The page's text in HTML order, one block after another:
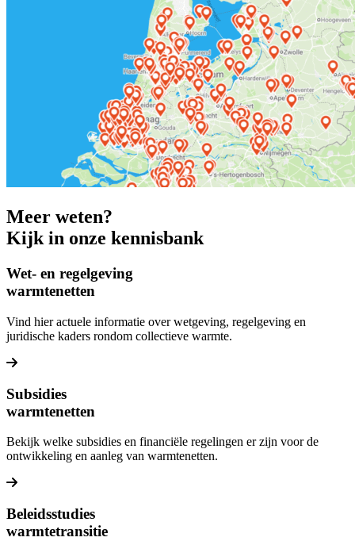
Meer weten?
Kijk in onze kennisbank
Wet- en regelgeving
warmtenetten
Vind hier actuele informatie over wetgeving, regelgeving en
juridische kaders rondom collectieve warmte.
Lees meer over Wet- en regelgeving warmtenetten
Subsidies
warmtenetten
Bekijk welke subsidies en financiële regelingen er zijn voor de
ontwikkeling en aanleg van warmtenetten.
Lees meer over Subsidies warmtenetten
Beleidsstudies
warmtetransitie